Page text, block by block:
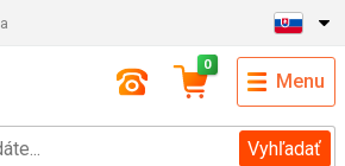
Vyhľadať
0
Menu